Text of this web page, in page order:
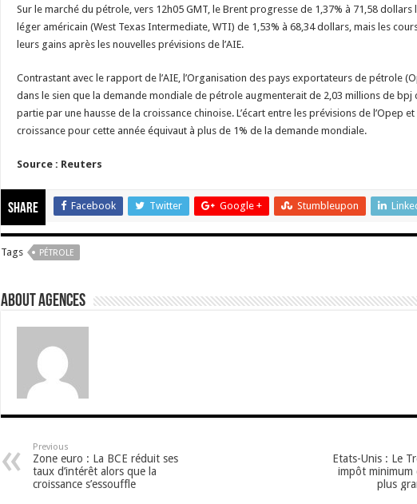
Sur le marché du pétrole, vers 12h05 GMT, le Brent progresse de 1,37% à 71,58 dollars
léger américain (West Texas Intermediate, WTI) de 1,53% à 68,34 dollars, mais les
leurs gains après les nouvelles prévisions de l’AIE.
Contrastant avec le rapport de l’AIE, l’Organisation des pays exportateurs de pétrole
dans le sien que la demande mondiale de pétrole augmenterait de 2,03 millions de bpj
partie par une hausse de la croissance chinoise. L’écart entre les prévisions de l’Opep et
croissance pour cette année équivaut à plus de 1% de la demande mondiale.
Source : Reuters
Share Facebook Twitter Google + Stumbleupon
Tags PÉTROLE
About Agences
Previous
Zone euro : La BCE réduit ses
taux d’intérêt alors que la
croissance s’essouffle
Etats-Unis : Le
impôt minimum
plus